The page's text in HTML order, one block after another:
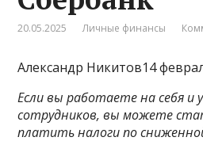
20.05.2025 Личные финансы
Александр Никитов14
Если вы работаете на себя и
сотрудников, вы можете
платить налоги по